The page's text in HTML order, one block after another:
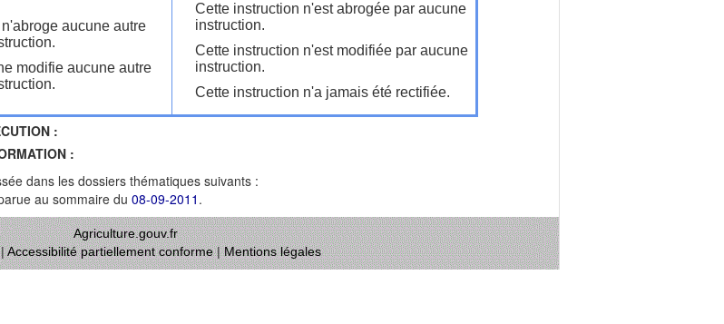
aucune autre
modifie aucune autre
Cette instruction n'est abrogée par aucune
instruction.
Cette instruction n'est modifiée par aucune
instruction.
Cette instruction n'a jamais été rectifiée.
:
:
dans les dossiers thématiques suivants :
au sommaire du 08-09-2011 .
Agriculture.gouv.fr
Accessibilité partiellement conforme|Mentions légales